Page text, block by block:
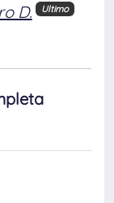
D. Ultimo